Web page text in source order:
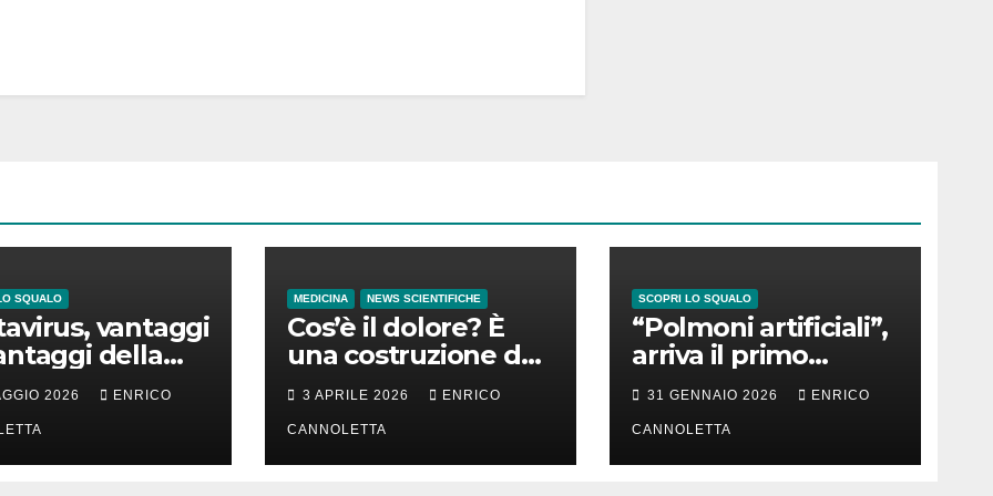
SQUALO
vantaggi
della
incubazione
2026 ENRICO
MEDICINA NEWS SCIENTIFICHE
Cos’è il dolore? È
una costruzione del
cervello
3 APRILE 2026 ENRICO
CANNOLETTA
SCOPRI LO SQUALO
“Polmoni artificiali”,
arriva il primo
successo
31 GENNAIO 2026 ENRICO
CANNOLETTA